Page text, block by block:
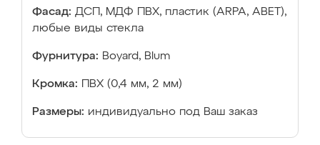
Фасад: ДСП, МДФ ПВХ, пластик (ARPA, ABET),
любые виды стекла
Фурнитура: Boyard, Blum
Кромка: ПВХ (0,4 мм, 2 мм)
Размеры: индивидуально под Ваш заказ